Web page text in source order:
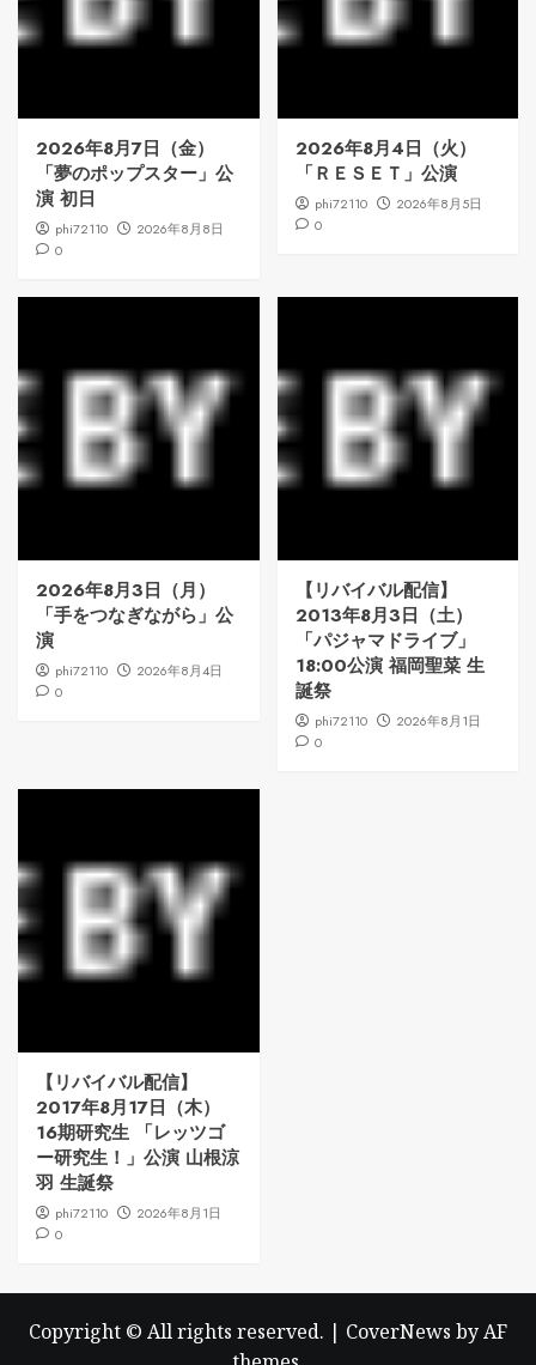
2026年8月7日（金）
「夢のポップスター」公
演 初日
phi72110
2026年8月8日
0
2026年8月4日（火）
「ＲＥＳＥＴ」公演
phi72110
2026年8月5日
0
2026年8月3日（月）
「手をつなぎながら」公
演
phi72110
2026年8月4日
0
【リバイバル配信】
2013年8月3日（土）
「パジャマドライブ」
18:00公演 福岡聖菜 生
誕祭
phi72110
2026年8月1日
0
【リバイバル配信】
2017年8月17日（木）
16期研究生 「レッツゴ
ー研究生！」公演 山根涼
羽 生誕祭
phi72110
2026年8月1日
0
Copyright © All rights reserved. | CoverNews by AF